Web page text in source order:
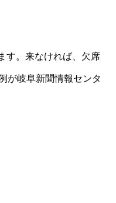
す。来なければ、欠席
が岐阜新聞情報センタ